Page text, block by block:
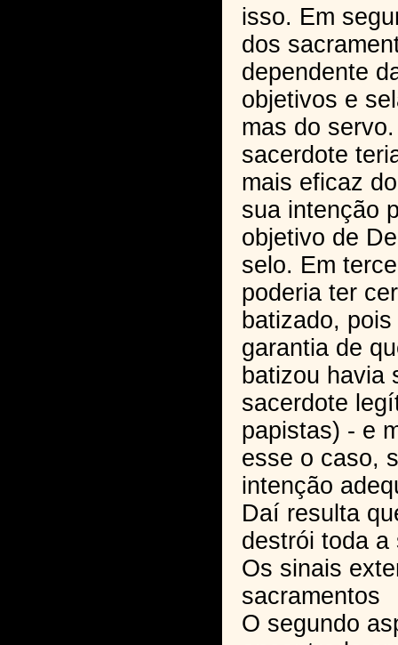
isso. Em
dos
dependente
objetivos e
mas do
sacerdote
mais eficaz
sua intenção
objetivo de
selo. Em
poderia ter
batizado,
garantia de
batizou havia
sacerdote
papistas) - e
esse o caso,
intenção
Daí resulta
destrói toda a
Os sinais
sacramentos
O segundo